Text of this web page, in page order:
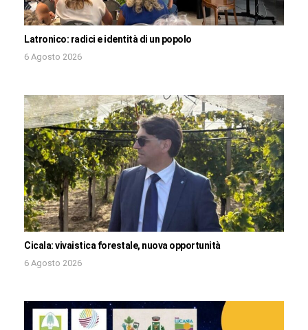
Latronico: radici e identità di un popolo
6 Agosto 2026
Cicala: vivaistica forestale, nuova opportunità
6 Agosto 2026